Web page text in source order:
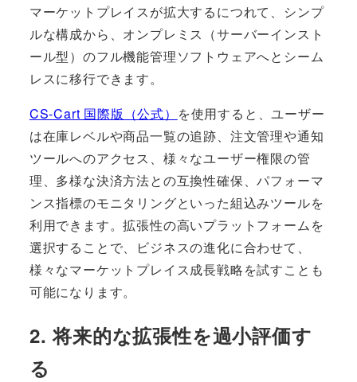
マーケットプレイスが拡大するにつれて、シンプ
ルな構成から、オンプレミス（サーバーインスト
ール型）のフル機能管理ソフトウェアへとシーム
レスに移行できます。
CS-Cart 国際版（公式） を使用すると、ユーザー
は在庫レベルや商品一覧の追跡、注文管理や通知
ツールへのアクセス、様々なユーザー権限の管
理、多様な決済方法との互換性確保、パフォーマ
ンス指標のモニタリングといった組込みツールを
利用できます。拡張性の高いプラットフォームを
選択することで、ビジネスの進化に合わせて、
様々なマーケットプレイス成長戦略を試すことも
可能になります。
2. 将来的な拡張性を過小評価す
る